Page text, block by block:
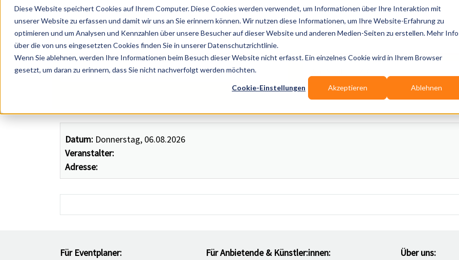
Diese Website speichert Cookies auf Ihrem Computer. Diese Cookies werden verwendet, um Informationen über Ihre Interaktion mit
unserer Website zu erfassen und damit wir uns an Sie erinnern können. Wir nutzen diese Informationen, um Ihre Website-Erfahrung zu
optimieren und um Analysen und Kennzahlen über unsere Besucher auf dieser Website und anderen Medien-Seiten zu erstellen. Mehr
über die von uns eingesetzten Cookies finden Sie in unserer Datenschutzrichtlinie.
Wenn Sie ablehnen, werden Ihre Informationen beim Besuch dieser Website nicht erfasst. Ein einzelnes Cookie wird in Ihrem Browser
gesetzt, um daran zu erinnern, dass Sie nicht nachverfolgt werden möchten.
Cookie-Einstellungen Akzeptieren Ablehnen
Datum: Donnerstag, 06.08.2026
Veranstalter:
Adresse:
Publikationen Branchen-Infos Services
Künstler, Zelte, Bands, Catering, ...
Wir suchen für Dich
Für Eventplaner:
Für Anbietende & Künstler:innen:
Über uns: